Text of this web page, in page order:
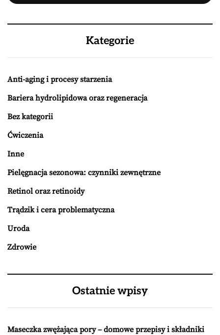
Kategorie
Anti-aging i procesy starzenia
Bariera hydrolipidowa oraz regeneracja
Bez kategorii
Ćwiczenia
Inne
Pielęgnacja sezonowa: czynniki zewnętrzne
Retinol oraz retinoidy
Trądzik i cera problematyczna
Uroda
Zdrowie
Ostatnie wpisy
Maseczka zwężająca pory – domowe przepisy i składniki